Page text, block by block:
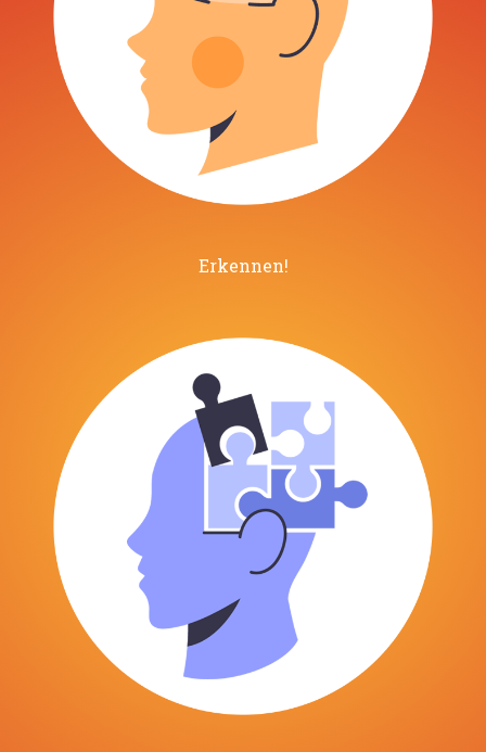
Erkennen!